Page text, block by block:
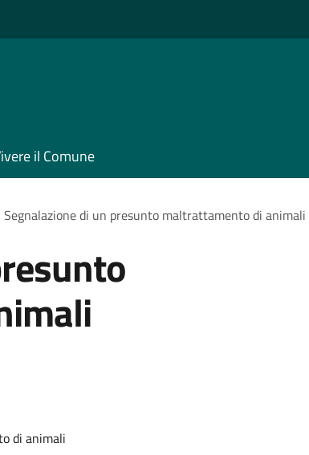
il Comune
Segnalazione di un presunto maltrattamento di animali
di animali